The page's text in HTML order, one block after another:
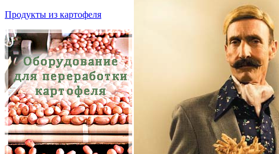
Продукты из картофеля